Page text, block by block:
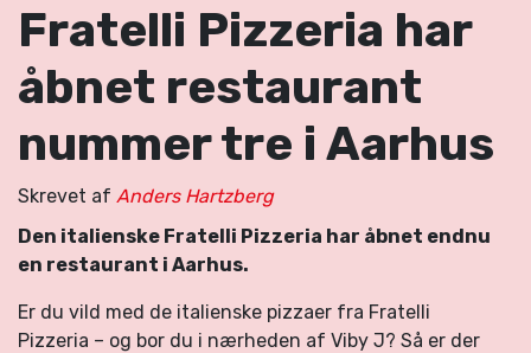
Fratelli Pizzeria har
åbnet restaurant
nummer tre i Aarhus
Skrevet af Anders Hartzberg
Den italienske Fratelli Pizzeria har åbnet endnu
en restaurant i Aarhus.
Er du vild med de italienske pizzaer fra Fratelli
Pizzeria – og bor du i nærheden af Viby J? Så er der